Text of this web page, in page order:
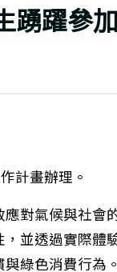
踴躍參
計畫辦理。
對氣候與社會
並透過實際體
綠色消費行為。